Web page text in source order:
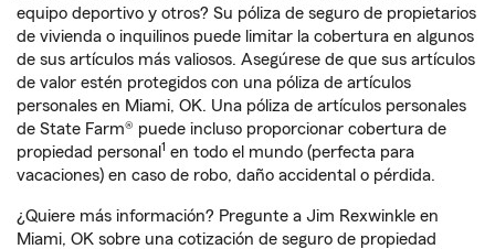
equipo deportivo y otros? Su póliza de seguro de propietarios
de vivienda o inquilinos puede limitar la cobertura en algunos
de sus artículos más valiosos. Asegúrese de que sus artículos
de valor estén protegidos con una póliza de artículos
personales en Miami, OK. Una póliza de artículos personales
de State Farm® puede incluso proporcionar cobertura de
propiedad personal 1 en todo el mundo (perfecta para
vacaciones) en caso de robo, daño accidental o pérdida.
¿Quiere más información? Pregunte a Jim Rexwinkle en
Miami, OK sobre una cotización de seguro de propiedad